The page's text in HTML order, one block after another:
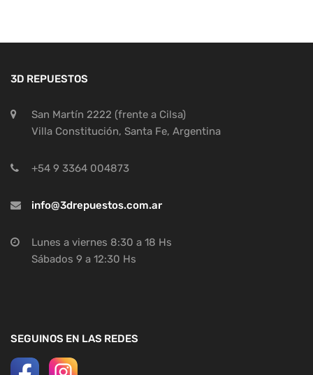
3D REPUESTOS
San Martín 2222 (frente a Cilsa)
Villa Constitución, Santa Fe, Argentina
+54 9 3364 004873
info@3drepuestos.com.ar
Lunes a viernes 8:30 a 18 Hs
Sábados 9 a 12:30 Hs
SEGUINOS EN LAS REDES